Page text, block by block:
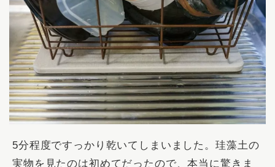
5分程度ですっかり乾いてしまいました。珪藻土の
実物を見たのは初めてだったので、本当に驚きま